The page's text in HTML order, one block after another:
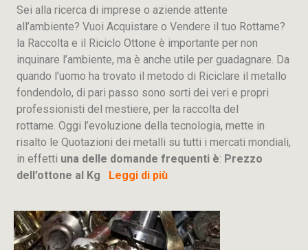
Sei alla ricerca di imprese o aziende attente
all’ambiente? Vuoi Acquistare o Vendere il tuo Rottame?
la Raccolta e il Riciclo Ottone è importante per non
inquinare l’ambiente, ma è anche utile per guadagnare. Da
quando l’uomo ha trovato il metodo di Riciclare il metallo
fondendolo, di pari passo sono sorti dei veri e propri
professionisti del mestiere, per la raccolta del
rottame. Oggi l’evoluzione della tecnologia, mette in
risalto le Quotazioni dei metalli su tutti i mercati mondiali,
in effetti una delle domande frequenti è: Prezzo
dell’ottone al Kg
Leggi di più